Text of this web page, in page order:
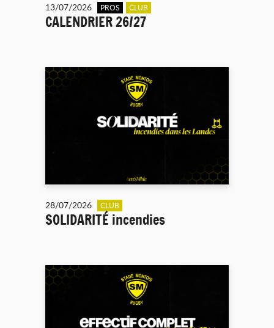
13/07/2026 PROS CLUB
CALENDRIER 26/27
28/07/2026 CLUB
SOLIDARITÉ incendies